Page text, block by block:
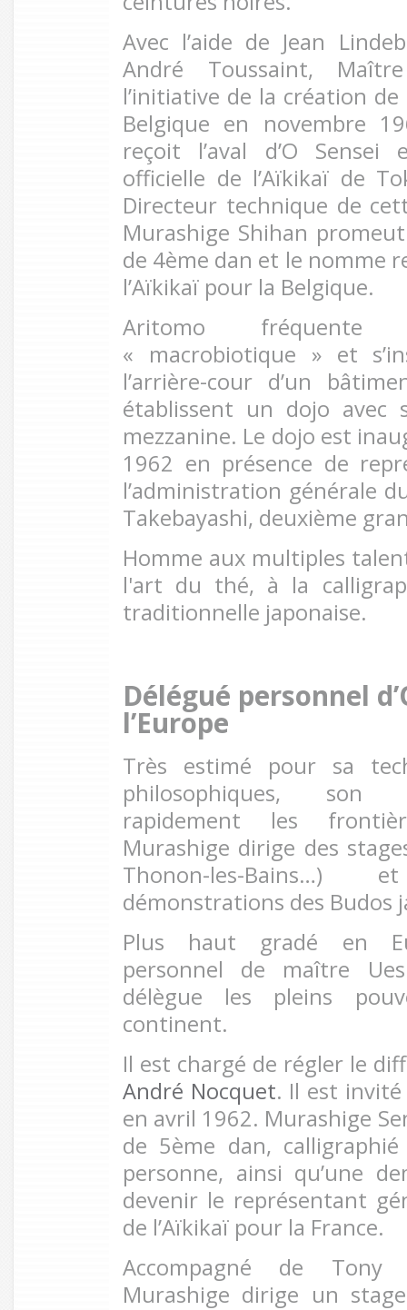
Avec l’aide de Jean
André Toussaint,
l’initiative de la création
Belgique en novembre
reçoit l’aval d’O Sensei
officielle de l’Aïkikaï de
Directeur technique de
Murashige Shihan
de 4ème dan et le nomme
l’Aïkikaï pour la Belgique.
Aritomo fréquente
« macrobiotique » et
l’arrière-cour d’un
établissent un dojo avec
mezzanine. Le dojo est
1962 en présence de
l’administration générale
Takebayashi, deuxième
Homme aux multiples
l'art du thé, à la
traditionnelle japonaise.
Délégué personnel
l’Europe
Très estimé pour sa
philosophiques, son
rapidement les
Murashige dirige des
Thonon-les-
démonstrations des Budos
Plus haut gradé en
personnel de maître
délègue les pleins
continent.
Il est chargé de régler le
André Nocquet. Il est
en avril 1962. Murashige
de 5ème dan,
personne, ainsi qu’une
devenir le représentant
de l’Aïkikaï pour la France.
Accompagné de Tony
Murashige dirige un